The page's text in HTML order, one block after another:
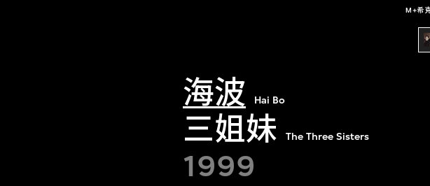
M+希
海波 Hai Bo
三姐妹 The Three Sisters
1999